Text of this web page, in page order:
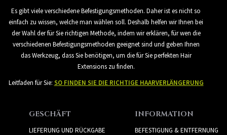
Es gibt viele verschiedene Befestigungsmethoden. Daher ist es nicht so
einfach zu wissen, welche man wählen soll. Deshalb helfen wir Ihnen bei
der Wahl der für Sie richtigen Methode, indem wir erklären, für wen die
verschiedenen Befestigungsmethoden geeignet sind und geben Ihnen
das Werkzeug, dass Sie benötigen, um die für Sie perfekten Hair
Extensions zu finden.
Leitfaden für Sie: SO FINDEN SIE DIE RICHTIGE HAARVERLÄNGERUNG
GESCHÄFT
LIEFERUNG UND RÜCKGABE
INFORMATION
BEFESTIGUNG & ENTFERNUNG